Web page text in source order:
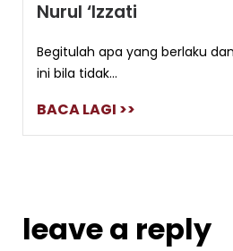
Nurul ‘Izzati
Begitulah apa yang berlaku
ini bila tidak...
BACA LAGI >>
leave a reply